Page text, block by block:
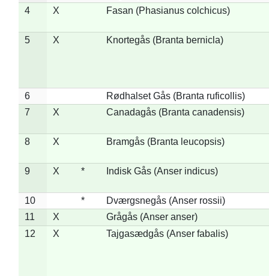
4
X Fasan (Phasianus colchicus)
5 X Knortegås (Branta bernicla)
6
Rødhalset Gås (Branta ruficollis)
7
X Canadagås (Branta canadensis)
8 X Bramgås (Branta leucopsis)
9 X * Indisk Gås (Anser indicus)
10 *
Dværgsnegås (Anser rossii)
11
X
Grågås (Anser anser)
12
X Tajgasædgås (Anser fabalis)